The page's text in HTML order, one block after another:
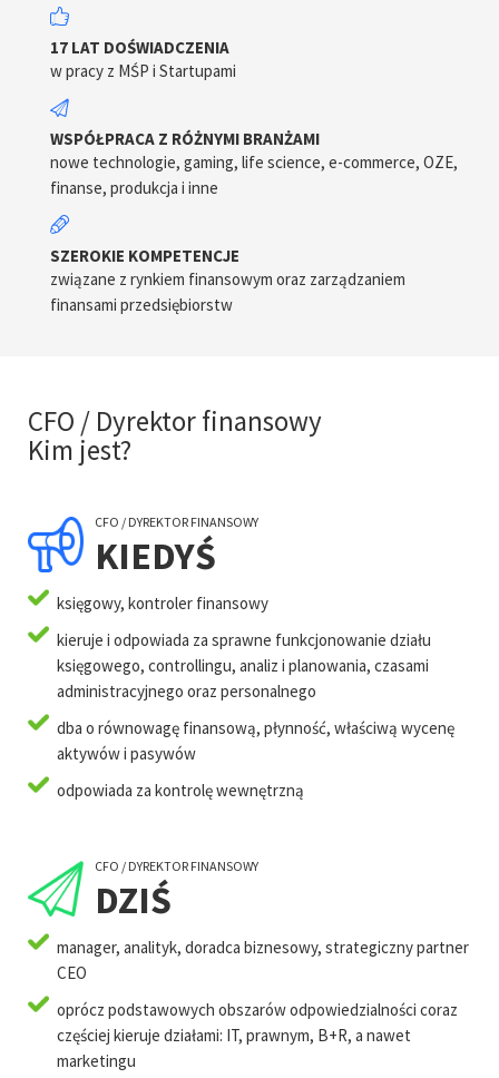
17 LAT DOŚWIADCZENIA
w pracy z MŚP i Startupami
WSPÓŁPRACA Z RÓŻNYMI BRANŻAMI
nowe technologie, gaming, life science, e-commerce, OZE,
finanse, produkcja i inne
SZEROKIE KOMPETENCJE
związane z rynkiem finansowym oraz zarządzaniem
finansami przedsiębiorstw
CFO / Dyrektor finansowy
Kim jest?
CFO / DYREKTOR FINANSOWY
KIEDYŚ
księgowy, kontroler finansowy
kieruje i odpowiada za sprawne funkcjonowanie działu
księgowego, controllingu, analiz i planowania, czasami
administracyjnego oraz personalnego
dba o równowagę finansową, płynność, właściwą wycenę
aktywów i pasywów
odpowiada za kontrolę wewnętrzną
CFO / DYREKTOR FINANSOWY
DZIŚ
manager, analityk, doradca biznesowy, strategiczny partner
CEO
oprócz podstawowych obszarów odpowiedzialności coraz
częściej kieruje działami: IT, prawnym, B+R, a nawet
marketingu